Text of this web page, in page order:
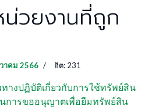
น่วยงานที่ถูก
าคม 2566 ฮิต: 231
างปฏิบัติเกี่ยวกับการใช้ทรัพย์สิน
การขออนุญาตเพื่อยืมทรัพย์สิน